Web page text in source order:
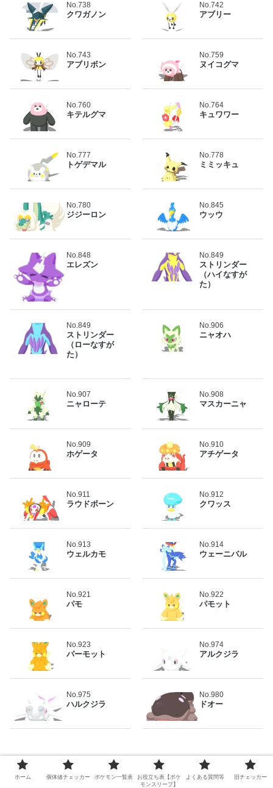
No.738
クワガノン
No.742
アブリー
No.743
アブリボン
No.759
ヌイコグマ
No.760
キテルグマ
No.764
キュワワー
No.777
トゲデマル
No.778
ミミッキュ
No.780
ジジーロン
No.845
ウッウ
No.848
エレズン
No.849
ストリンダー
（ハイなすが
た）
No.849
ストリンダー
（ローなすが
た）
No.906
ニャオハ
No.907
ニャローテ
No.908
マスカーニャ
No.909
ホゲータ
No.910
アチゲータ
No.911
ラウドボーン
No.912
クワッス
No.913
ウェルカモ
No.914
ウェーニバル
No.921
パモ
No.922
パモット
No.923
パーモット
No.974
アルクジラ
No.975
ハルクジラ
No.980
ドオー
ホーム 個体値チェッカー ポケモン一覧表
お役立ち表【ポケ
モンスリープ】
よくある質問等 旧チェッカー